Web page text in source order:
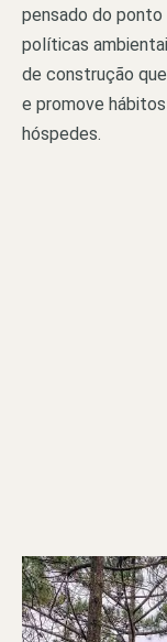
pensado do
políticas
de construção
e promove
hóspedes.